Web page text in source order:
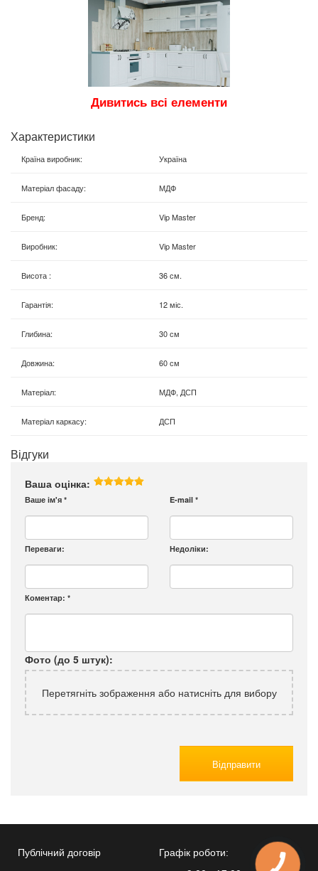
Дивитись всі елементи
Характеристики
Країна виробник: Україна
Матеріал фасаду: МДФ
Бренд: Vip Master
Виробник: Vip Master
Висота : 36 см.
Гарантія: 12 міс.
Глибина: 30 см
Довжина: 60 см
Матеріал: МДФ, ДСП
Матеріал каркасу: ДСП
Відгуки
Ваша оцінка:
Ваше ім'я * E-mail *
Переваги: Недоліки:
Коментар: *
Фото (до 5 штук):
Перетягніть зображення або натисніть для вибору
Відправити
Публічний договір
Графік роботи:
КНОПКА
ЗВ'ЯЗКУ